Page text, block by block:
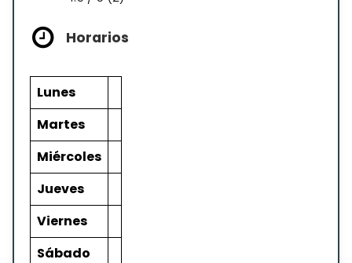
Horarios
Lunes
Martes
Miércoles
Jueves
Viernes
Sábado